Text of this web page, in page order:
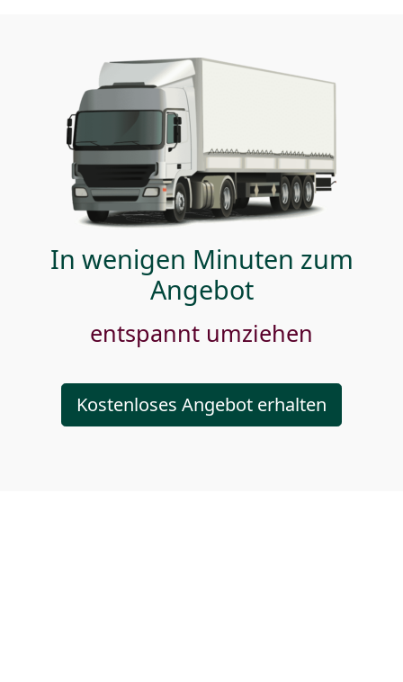
In wenigen Minuten zum
Angebot
entspannt umziehen
Kostenloses Angebot erhalten